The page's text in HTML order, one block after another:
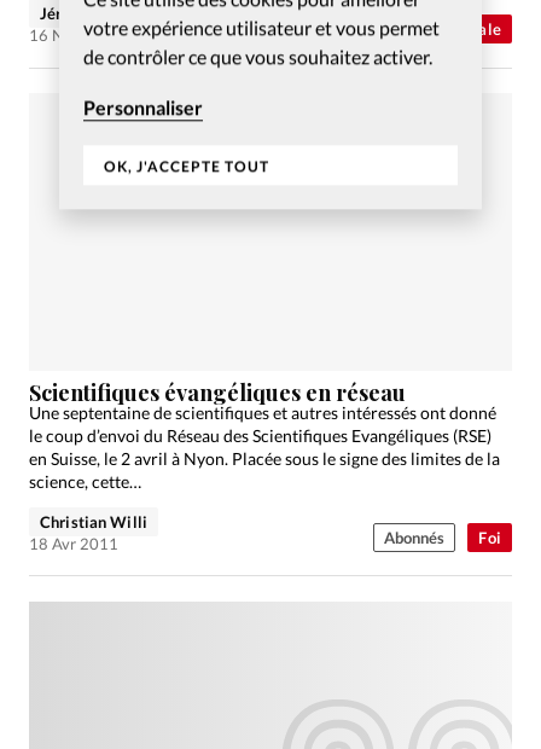
votre expérience utilisateur et vous permet
de contrôler ce que vous souhaitez activer.
Personnaliser
OK, J'ACCEPTE TOUT
Actualité internationale
Jérémie Cavin
16 Nov 2011
Abonnés
Foi
Scientifiques évangéliques en réseau
Une septentaine de scientifiques et autres intéressés ont donné
le coup d’envoi du Réseau des Scientifiques Evangéliques (RSE)
en Suisse, le 2 avril à Nyon. Placée sous le signe des limites de la
science, cette…
Christian Willi
18 Avr 2011
Abonnés